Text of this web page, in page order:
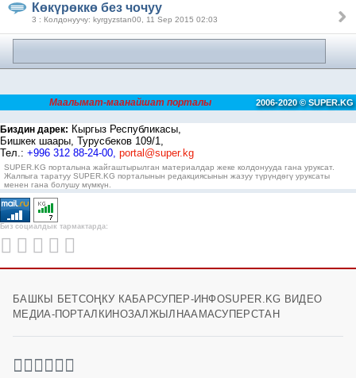
Көкүрөккө без чочуу
3 : Колдонуучу: kyrgyzstan00, 11 Sep 2015 02:03
Маалымат-маанайшат порталы 2006-2020 © SUPER.KG
Биздин дарек: Кыргыз Республикасы,
Бишкек шаары, Турусбеков 109/1,
Тел.: +996 312 88-24-00, portal@super.kg
SUPER.KG порталына жайгаштырылган материалдар жеке колдонууда гана уруксат.
Жалпыга таратуу SUPER.KG порталынын редакциясынын жазуу түрүндөгү уруксаты
менен гана болушу мүмкүн.
Биз социалдык тармактарда:
БАШКЫ БЕТСОҢКУ КАБАРСУПЕР-ИНФОSUPER.KG ВИДЕО
МЕДИА-ПОРТАЛ КИНОЗАЛ ЖЫЛНААМАСУПЕРСТАН